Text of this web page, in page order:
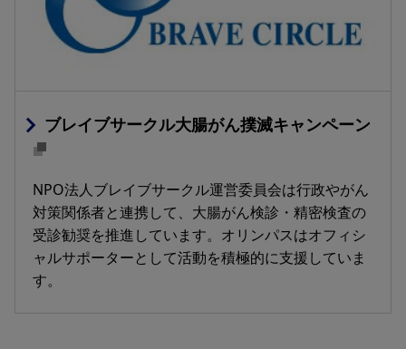
ブレイブサークル大腸がん撲滅キャンペーン
NPO法人ブレイブサークル運営委員会は行政やがん
対策関係者と連携して、大腸がん検診・精密検査の
受診勧奨を推進しています。オリンパスはオフィシ
ャルサポーターとして活動を積極的に支援していま
す。